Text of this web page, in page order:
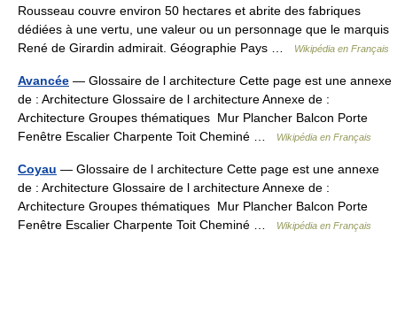
Rousseau couvre environ 50 hectares et abrite des fabriques
dédiées à une vertu, une valeur ou un personnage que le marquis
René de Girardin admirait. Géographie Pays …
Wikipédia en Français
Avancée — Glossaire de l architecture Cette page est une annexe
de : Architecture Glossaire de l architecture Annexe de :
Architecture Groupes thématiques Mur Plancher Balcon Porte
Fenêtre Escalier Charpente Toit Cheminé …
Wikipédia en Français
Coyau — Glossaire de l architecture Cette page est une annexe
de : Architecture Glossaire de l architecture Annexe de :
Architecture Groupes thématiques Mur Plancher Balcon Porte
Fenêtre Escalier Charpente Toit Cheminé …
Wikipédia en Français